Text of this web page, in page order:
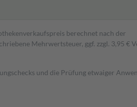
berechnet nach der
Mehrwertsteuer, ggf. zzgl. 3,95 €
und die Prüfung etwaiger